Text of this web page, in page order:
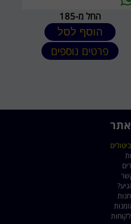
החל מ-185
הוסף לסל
פרטים נוספים